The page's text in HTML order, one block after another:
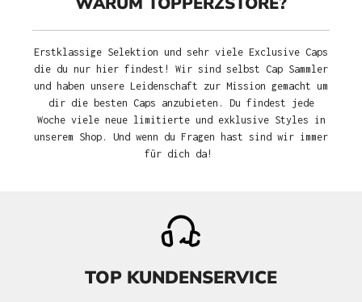
Erstklassige Selektion und sehr viele Exclusive Caps
die du nur hier findest! Wir sind selbst Cap Sammler
und haben unsere Leidenschaft zur Mission gemacht um
dir die besten Caps anzubieten. Du findest jede
Woche viele neue limitierte und exklusive Styles in
unserem Shop. Und wenn du Fragen hast sind wir immer
für dich da!
TOP KUNDENSERVICE